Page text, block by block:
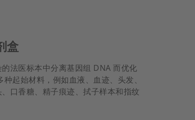
盒
法医标本中分离基因组 DNA 而优化
起始材料，例如血液、血迹、头发、
口香糖、精子痕迹、拭子样本和指纹